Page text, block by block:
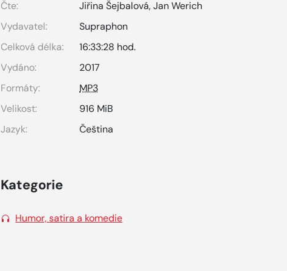
Čte: Jiřina Šejbalová,Jan Werich
Vydavatel:
Supraphon
Celková délka:
16:33:28 hod.
Vydáno:
2017
Formáty:
MP3
Velikost:
916 MiB
Jazyk:
Čeština
Kategorie
Humor, satira a komedie